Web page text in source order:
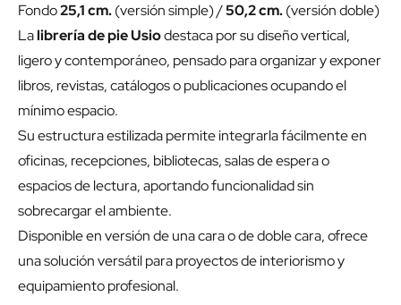
Fondo25,1 cm.(versión simple) /50,2 cm.(versión doble)
Lalibrería de pie Usiodestaca por su diseño vertical,
ligero y contemporáneo, pensado para organizar y exponer
libros, revistas, catálogos o publicaciones ocupando el
mínimo espacio.
Su estructura estilizada permite integrarla fácilmente en
oficinas, recepciones, bibliotecas, salas de espera o
espacios de lectura, aportando funcionalidad sin
sobrecargar el ambiente.
Disponible en versión de una cara o de doble cara, ofrece
una solución versátil para proyectos de interiorismo y
equipamiento profesional.